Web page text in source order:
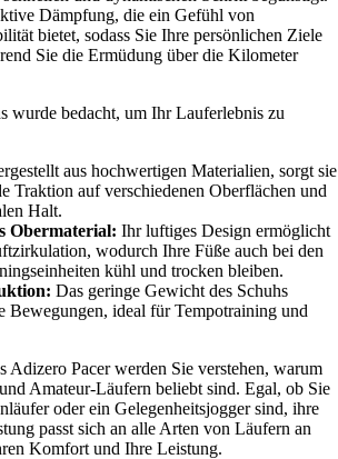
Dämpfung, die ein Gefühl von
bietet, sodass Sie Ihre persönlichen Ziele
Sie die Ermüdung über die Kilometer
wurde bedacht, um Ihr Lauferlebnis zu
aus hochwertigen Materialien, sorgt sie
Traktion auf verschiedenen Oberflächen und
Halt.
Obermaterial: Ihr luftiges Design ermöglicht
wodurch Ihre Füße auch bei den
kühl und trocken bleiben.
Das geringe Gewicht des Schuhs
Bewegungen, ideal für Tempotraining und
Adizero Pacer werden Sie verstehen, warum
Amateur-Läufern beliebt sind. Egal, ob Sie
oder ein Gelegenheitsjogger sind, ihre
passt sich an alle Arten von Läufern an
Komfort und Ihre Leistung.